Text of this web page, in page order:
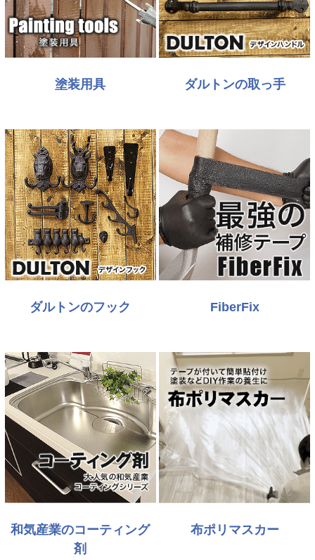
塗装用具 ダルトンの取っ手
ダルトンのフック FiberFix
和気産業のコーティング
剤
布ポリマスカー